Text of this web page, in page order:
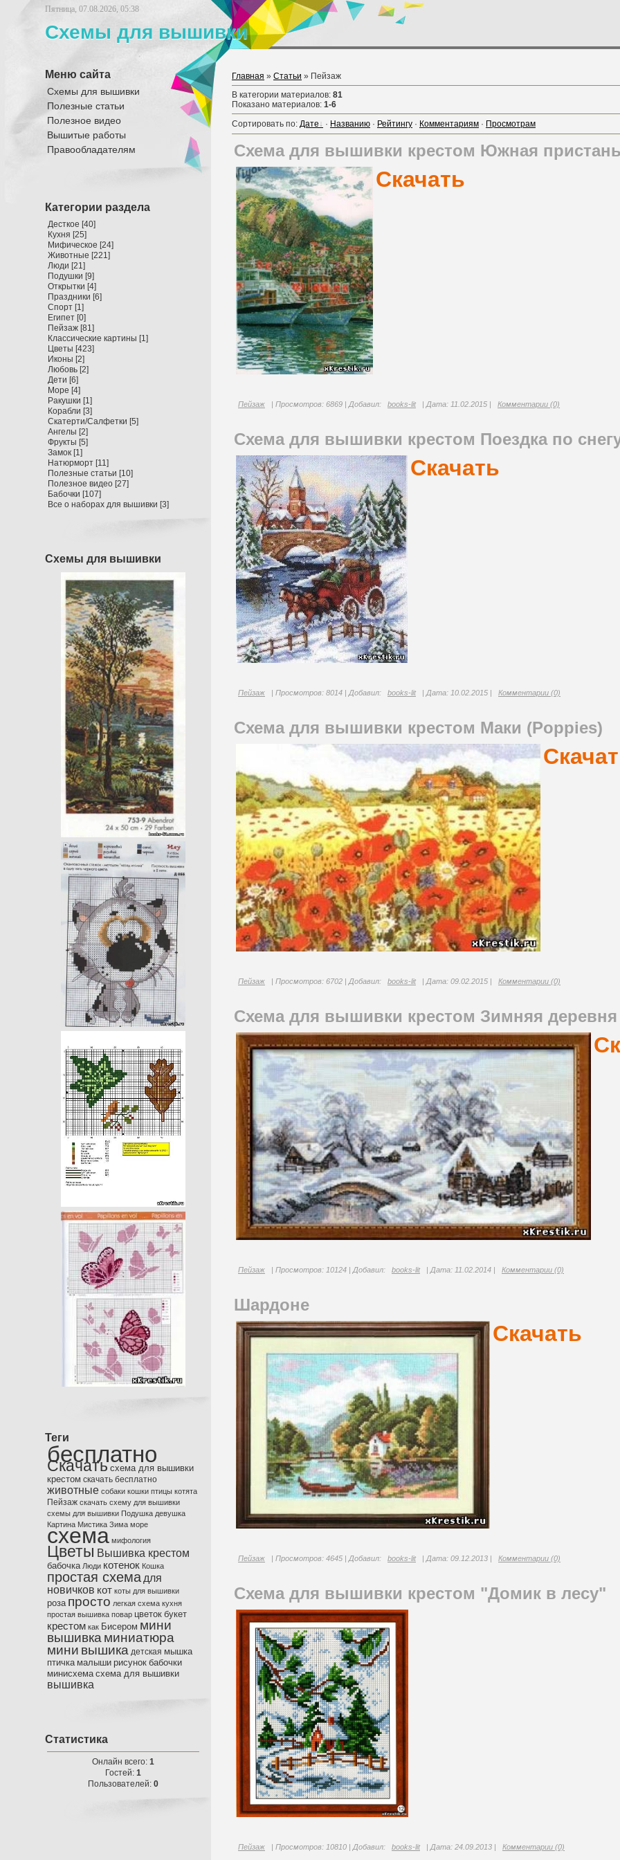
Пятница, 07.08.2026, 05:38
Схемы для вышивки
Меню сайта
Схемы для вышивки
Полезные статьи
Полезное видео
Вышитые работы
Правообладателям
Категории раздела
Десткое [40]
Кухня [25]
Мифическое [24]
Животные [221]
Люди [21]
Подушки [9]
Открытки [4]
Праздники [6]
Спорт [1]
Египет [0]
Пейзаж [81]
Классические картины [1]
Цветы [423]
Иконы [2]
Любовь [2]
Дети [6]
Море [4]
Ракушки [1]
Корабли [3]
Скатерти/Салфетки [5]
Ангелы [2]
Фрукты [5]
Замок [1]
Натюрморт [11]
Полезные статьи [10]
Полезное видео [27]
Бабочки [107]
Все о наборах для вышивки [3]
Схемы для вышивки
Теги
бесплатно
Скачать схема для вышивки
крестом скачать бесплатно
животные собаки кошки птицы котята
Пейзаж скачать схему для вышивки
схемы для вышивки Подушка девушка
Картина Мистика Зима море
схема мифология
Цветы Вышивка крестом
бабочка Люди котенок Кошка
простая схема для
новичков кот коты для вышивки
роза просто легкая схема кухня
простая вышивка повар цветок букет
крестом как Бисером мини
вышивка миниатюра
мини вышика детская мышка
птичка малыши рисунок бабочки
минисхема схема для вышивки
вышивка
Статистика
Онлайн всего: 1
Гостей: 1
Пользователей: 0
Главная » Статьи » Пейзаж
В категории материалов: 81
Показано материалов: 1-6
Сортировать по: Дате · Названию · Рейтингу · Комментариям · Просмотрам
Схема для вышивки крестом Южная
Скачать
Пейзаж | Просмотров: 6869 | Добавил: books-lit | Дата: 11.02.2015 | Комментарии (0)
Схема для вышивки крестом Поездка по
Скачать
Пейзаж | Просмотров: 8014 | Добавил: books-lit | Дата: 10.02.2015 | Комментарии (0)
Схема для вышивки крестом Маки (Poppies)
Пейзаж | Просмотров: 6702 | Добавил: books-lit | Дата: 09.02.2015 | Комментарии (0)
Схема для вышивки крестом Зимняя деревня
Пейзаж | Просмотров: 10124 | Добавил: books-lit | Дата: 11.02.2014 | Комментарии (0)
Шардоне
Скачать
Пейзаж | Просмотров: 4645 | Добавил: books-lit | Дата: 09.12.2013 | Комментарии (0)
Схема для вышивки крестом "Домик в лесу"
Пейзаж | Просмотров: 10810 | Добавил: books-lit | Дата: 24.09.2013 | Комментарии (0)